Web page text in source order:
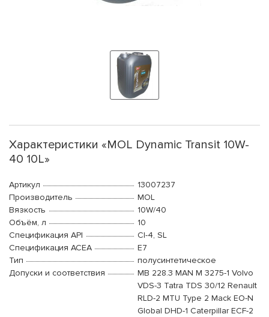
Характеристики «MOL Dynamic Transit 10W-
40 10L»
Артикул
13007237
Производитель
MOL
Вязкость
10W/40
Объём, л
10
Спецификация API
CI-4, SL
Спецификация ACEA
E7
Тип
полусинтетическое
Допуски и соответствия
MB 228.3 MAN M 3275-1 Volvo
VDS-3 Tatra TDS 30/12 Renault
RLD-2 MTU Type 2 Mack EO-N
Global DHD-1 Caterpillar ECF-2